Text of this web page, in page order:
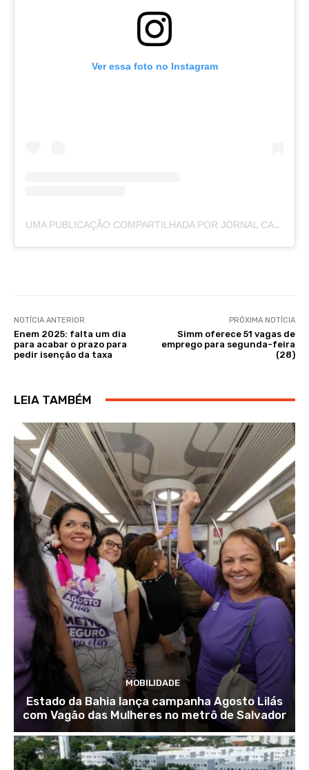
Ver essa foto no Instagram
UMA PUBLICAÇÃO COMPARTILHADA POR JORNAL CAJAZEIRAS (@JORNALCAJAZEIRAS)
NOTÍCIA ANTERIOR
Enem 2025: falta um dia
para acabar o prazo para
pedir isenção da taxa
PRÓXIMA NOTÍCIA
Simm oferece 51 vagas de
emprego para segunda-feira
(28)
LEIA TAMBÉM
MOBILIDADE
Estado da Bahia lança campanha Agosto Lilás
com Vagão das Mulheres no metrô de Salvador